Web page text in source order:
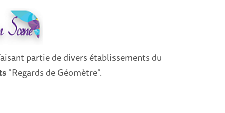
partie de divers établissements du
"Regards de Géomètre".